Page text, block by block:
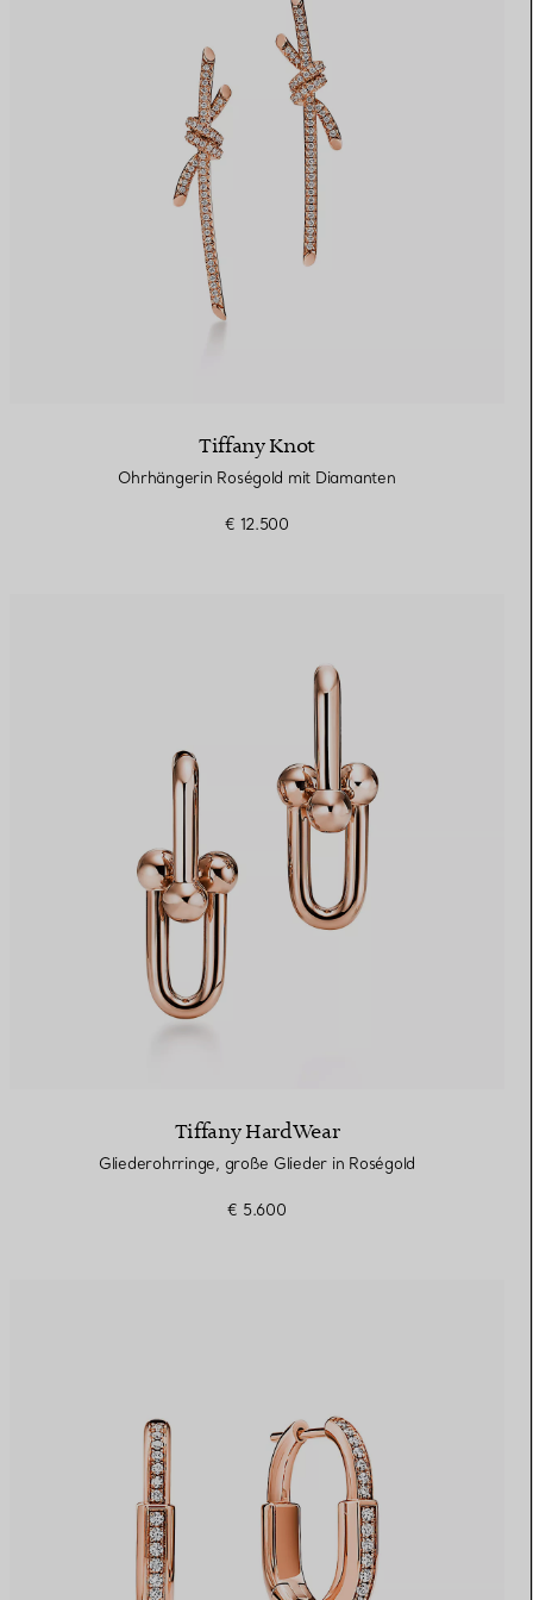
Tiffany Knot
Ohrhängerin Roségold mit Diamanten
€ 12.500
Tiffany HardWear
Gliederohrringe, große Glieder in Roségold
€ 5.600